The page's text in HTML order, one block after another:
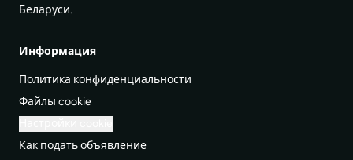
Беларуси.
Информация
Политика конфиденциальности
Файлы cookie
Как подать объявление